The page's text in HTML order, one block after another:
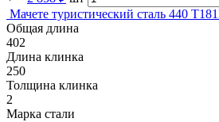
Мачете туристический сталь 440
Общая длина
402
Длина клинка
250
Толщина клинка
2
Марка стали